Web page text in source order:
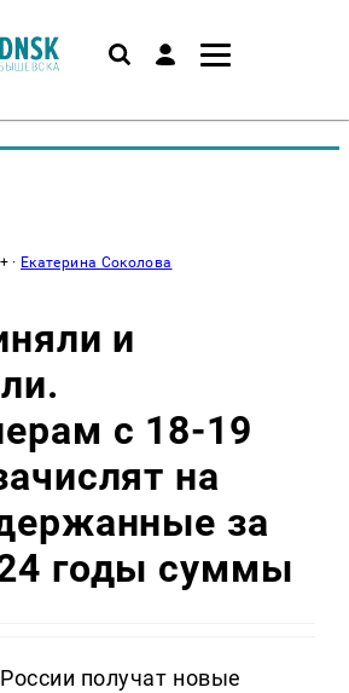
· Екатерина Соколова
и
с 18-19
на
за
годы суммы
получат новые